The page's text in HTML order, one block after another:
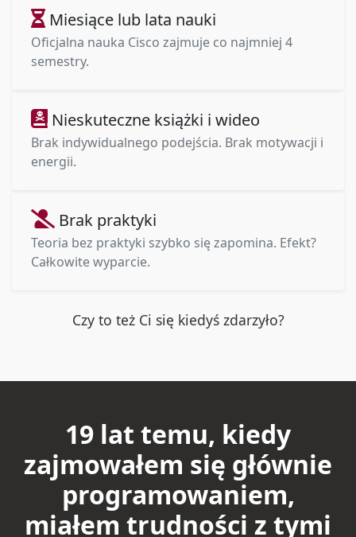
Miesiące lub lata nauki
Oficjalna nauka Cisco zajmuje co najmniej 4
semestry.
Nieskuteczne książki i wideo
Brak indywidualnego podejścia. Brak motywacji i
energii.
Brak praktyki
Teoria bez praktyki szybko się zapomina. Efekt?
Całkowite wyparcie.
Czy to też Ci się kiedyś zdarzyło?
19 lat temu, kiedy
zajmowałem się głównie
programowaniem,
miałem trudności z tymi